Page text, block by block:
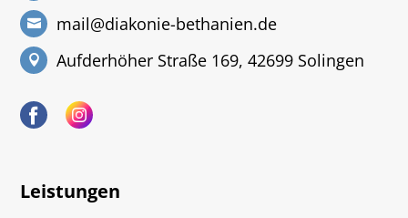
mail@diakonie-bethanien.de
Aufderhöher Straße 169, 42699 Solingen
Leistungen